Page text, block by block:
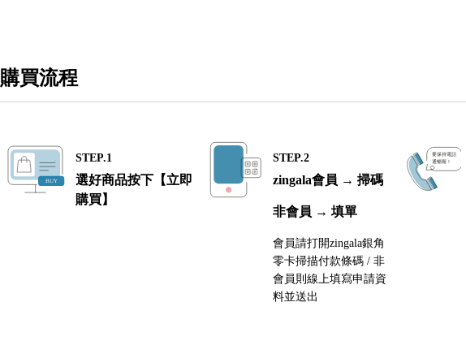
購買流程
STEP.1
選好商品按下【立即
購買】
STEP.2
zingala會員 → 掃碼
非會員 → 填單
會員請打開zingala銀角
零卡掃描付款條碼 / 非
會員則線上填寫申請資
料並送出